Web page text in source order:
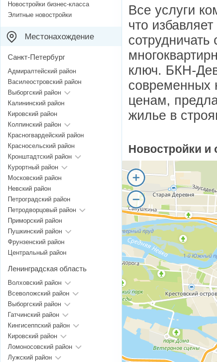
Все услуги
что
ключ. БКН-
современных
ценам,
жилье в
Новостройки и
Новостройки бизнес-класса
Элитные новостройки
Местонахождение
Санкт-Петербург
Адмиралтейский район
Василеостровский район
Выборгский район
Калининский район
Кировский район
Колпинский район
Красногвардейский район
Красносельский район
Кронштадтский район
Курортный район
Московский район
Невский район
Петроградский район
Петродворцовый район
Приморский район
Пушкинский район
Фрунзенский район
Центральный район
Ленинградская область
Волховский район
Всеволожский район
Выборгский район
Гатчинский район
Кингисеппский район
Кировский район
Ломоносовский район
Лужский район